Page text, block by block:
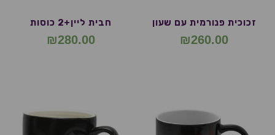
זכוכית פנורמית עם שעון
₪260.00
חבית ליין+2 כוסות
₪280.00